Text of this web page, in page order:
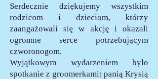
Serdecznie dziękujemy wszystkim
rodzicom i dzieciom, którzy
zaangażowali się w akcję i okazali
ogromne serce potrzebującym
czworonogom.
Wyjątkowym wydarzeniem było
spotkanie z groomerkami: panią Krysią